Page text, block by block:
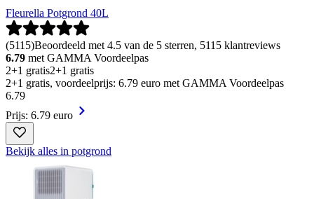
Fleurella Potgrond 40L
(5115)Beoordeeld met 4.5 van de 5 sterren, 5115 klantreviews
6.79 met GAMMA Voordeelpas
2+1 gratis2+1 gratis
2+1 gratis, voordeelprijs: 6.79 euro met GAMMA Voordeelpas
6.79
Prijs: 6.79 euro
Bekijk alles in potgrond